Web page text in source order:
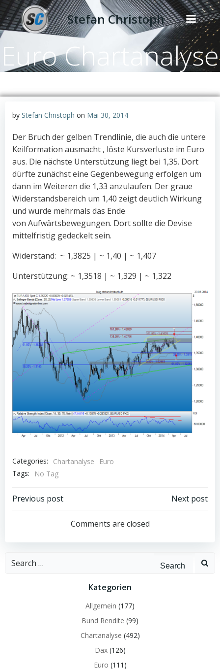
Zum
Inhalt
springen
Stefan Christoph
Euro Chartanalyse
by Stefan Christoph on Mai 30, 2014
Der Bruch der gelben Trendlinie, die auch die untere
Keilformation ausmacht , löste Kursverluste im Euro
aus. Die nächste Unterstützung liegt bei 1,35. Dort
dürfte zunächst eine Gegenbewegung erfolgen um
dann im Weiteren die 1,33 anzulaufen. Der graue
Widerstandsbereich um 1,40 zeigt deutlich Wirkung
und wurde mehrmals das Ende
von Aufwärtsbewegungen. Dort sollte die Devise
mittelfristig gedeckelt sein.
Widerstand: ~ 1,3825 | ~ 1,40 | ~ 1,407
Unterstützung: ~ 1,3518 | ~ 1,329 | ~ 1,322
Categories: Chartanalyse
Euro
Tags:
No Tag
Post
navigation
Previous post
navigation
Next post
Comments are closed
Search
Kategorien
Allgemein (177)
Bund Rendite (99)
Chartanalyse (492)
Dax(126)
Euro (111)